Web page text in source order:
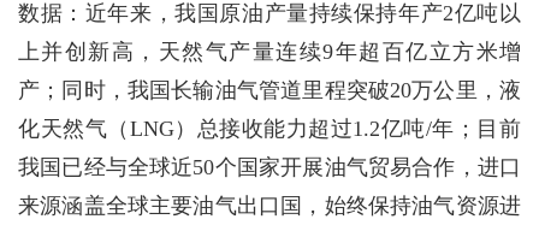
数据：近年来，我国原油产量持续保持年产2亿吨以
上并创新高，天然气产量连续9年超百亿立方米增
产；同时，我国长输油气管道里程突破20万公里，液
化天然气（LNG）总接收能力超过1.2亿吨/年；目前
我国已经与全球近50个国家开展油气贸易合作，进口
来源涵盖全球主要油气出口国，始终保持油气资源进